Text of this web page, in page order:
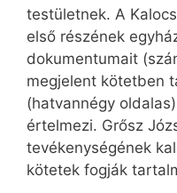
testületnek. A
első részének
dokumentumait
megjelent kötetben
(hatvannégy
értelmezi. Grősz
tevékenységének
kötetek fogják